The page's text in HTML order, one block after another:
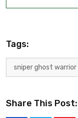
Tags:
sniper ghost warrior
Share This Post: